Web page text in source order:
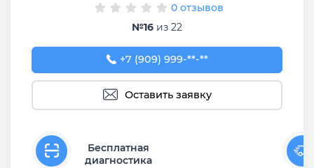
0 отзывов
№16 из 22
+7 (909) 999-34-81
+7 (909) 999-**-**
Оставить заявку
Бесплатная
диагностика